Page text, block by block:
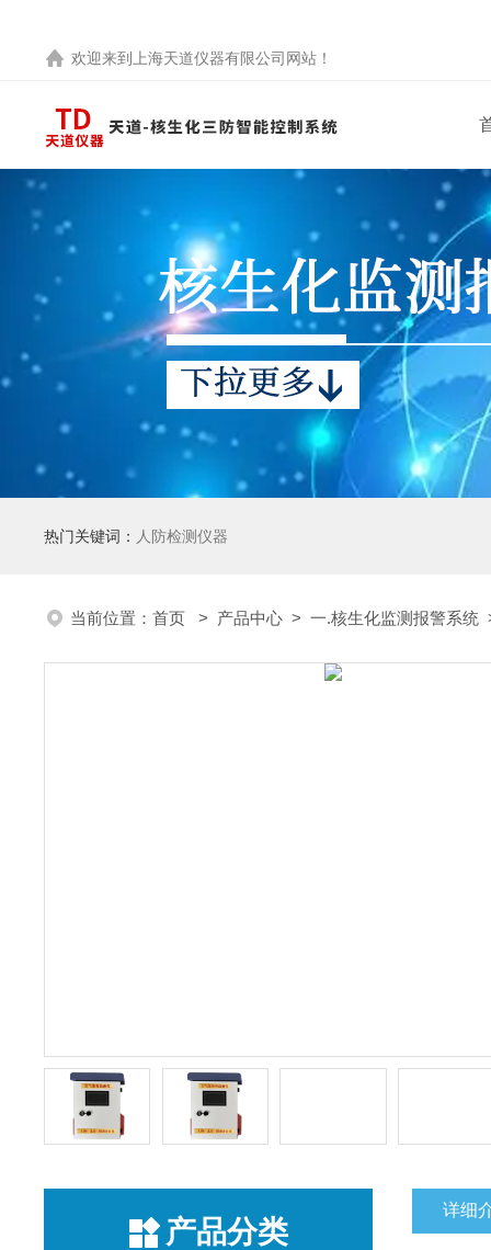
欢迎来到 上海天道仪器有限公司 网站！
热门关键词： 人防检测仪器
当前位置： 首页 > 产品中心 > 一.核生化监测报警系统
产品分类
详细